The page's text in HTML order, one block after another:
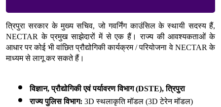
त्रिपुरा सरकार के मुख्य सचिव, जो गवर्निंग काउंसिल के स्थायी सदस्य हैं,
NECTAR के प्रमुख साझेदारों में से एक हैं। राज्य की आवश्यकताओं के
आधार पर कोई भी वांछित प्रौद्योगिकी कार्यक्रम / परियोजना वे NECTAR के
माध्यम से लागू कर सकते हैं।
विज्ञान, प्रौद्योगिकी एवं पर्यावरण विभाग (DSTE), त्रिपुरा
राज्य पुलिस विभाग: 3D स्थलाकृति मॉडल (3D टेरेन मॉडल)